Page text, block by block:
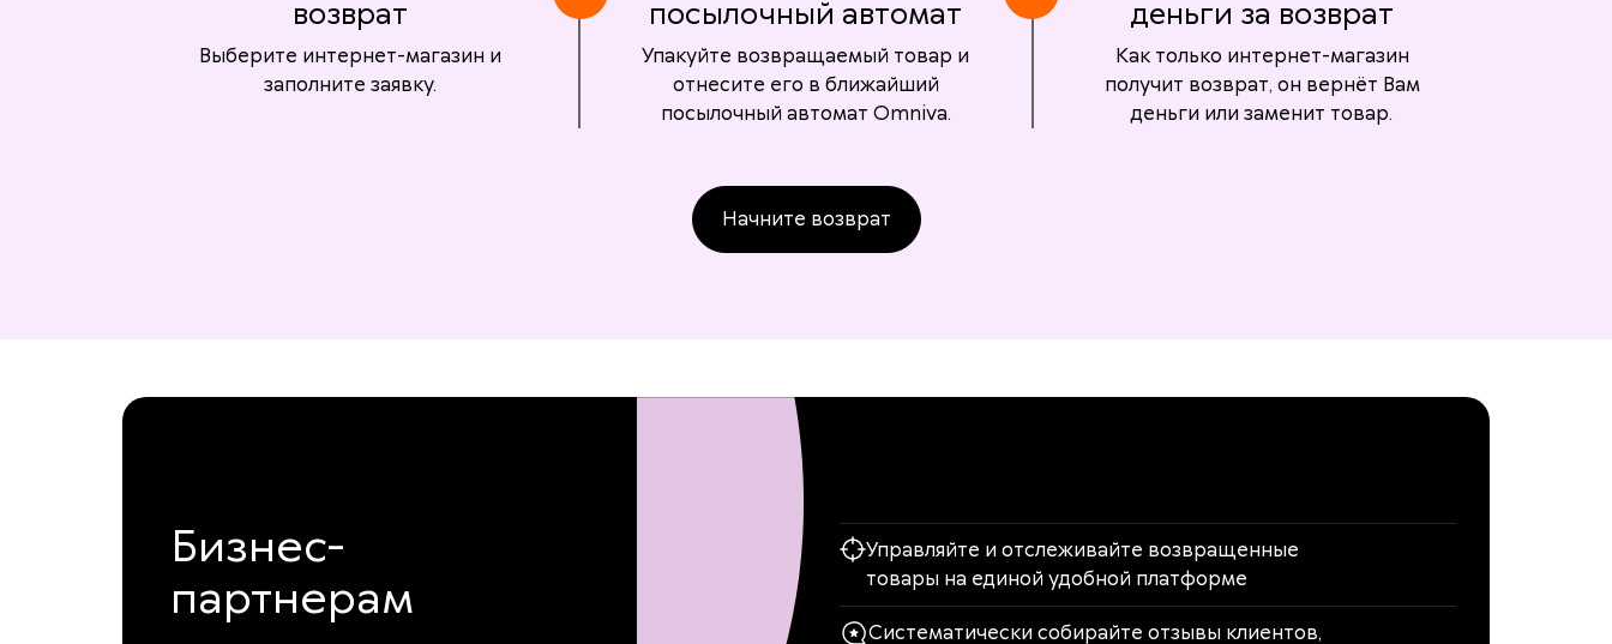
возврат
Выберите интернет-магазин и
заполните заявку.
посылочный автомат
Упакуйте возвращаемый товар и
отнесите его в ближайший
посылочный автомат Omniva.
деньги за возврат
Как только интернет-магазин
получит возврат, он вернёт Вам
деньги или заменит товар.
Начните возврат
Бизнес-
партнерам
Управляйте и отслеживайте возвращенные
товары на единой удобной платформе
Систематически собирайте отзывы клиентов,